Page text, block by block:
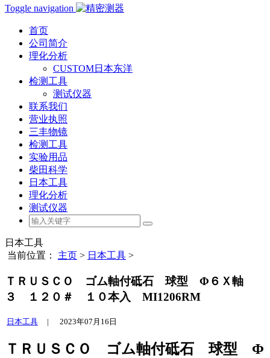
Toggle navigation
首页
公司简介
理化分析
CUSTOM日本东洋
检测工具
测试仪器
联系我们
营业执照
三丰物镜
检测工具
实验用品
柴田科学
日本工具
理化分析
测试仪器
日本工具
当前位置： 主页 > 日本工具 >
ＴＲＵＳＣＯ ゴム軸付砥石 球型 Φ６Ｘ軸
３ １２０＃ １０本入 MI1206RM
日本工具 | 2023年07月16日
ＴＲＵＳＣＯ ゴム軸付砥石 球型 Φ